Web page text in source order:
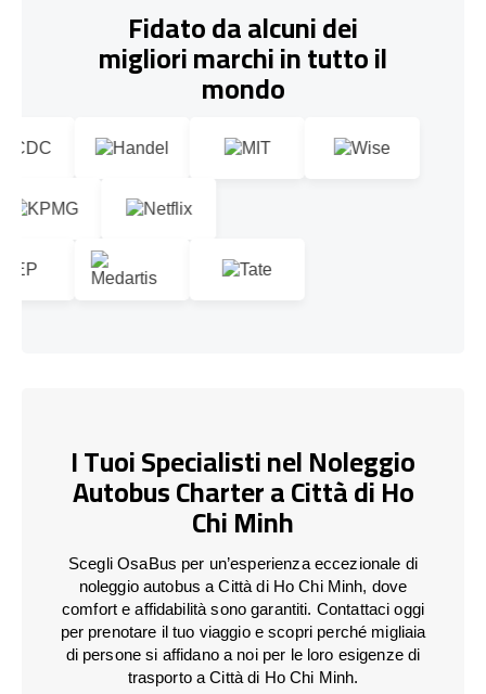
Fidato da alcuni dei
migliori marchi in tutto il
mondo
I Tuoi Specialisti nel Noleggio
Autobus Charter a Città di Ho
Chi Minh
Scegli OsaBus per un’esperienza eccezionale di
noleggio autobus a Città di Ho Chi Minh, dove
comfort e affidabilità sono garantiti. Contattaci oggi
per prenotare il tuo viaggio e scopri perché migliaia
di persone si affidano a noi per le loro esigenze di
trasporto a Città di Ho Chi Minh.